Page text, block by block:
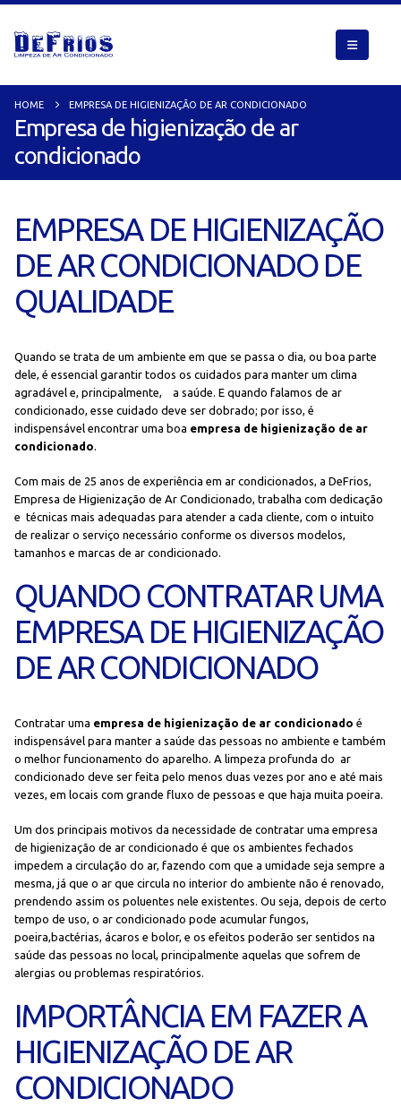
HOME EMPRESA DE HIGIENIZAÇÃO DE AR CONDICIONADO
Empresa de higienização de ar
condicionado
EMPRESA DE HIGIENIZAÇÃO
DE AR CONDICIONADO DE
QUALIDADE
Quando se trata de um ambiente em que se passa o dia, ou boa parte
dele, é essencial garantir todos os cuidados para manter um clima
agradável e, principalmente, a saúde. E quando falamos de ar
condicionado, esse cuidado deve ser dobrado; por isso, é
indispensável encontrar uma boa empresa de higienização de ar
condicionado.
Com mais de 25 anos de experiência em ar condicionados, a DeFrios,
Empresa de Higienização de Ar Condicionado, trabalha com dedicação
e técnicas mais adequadas para atender a cada cliente, com o intuito
de realizar o serviço necessário conforme os diversos modelos,
tamanhos e marcas de ar condicionado.
QUANDO CONTRATAR UMA
EMPRESA DE HIGIENIZAÇÃO
DE AR CONDICIONADO
Contratar uma empresa de higienização de ar condicionado é
indispensável para manter a saúde das pessoas no ambiente e também
o melhor funcionamento do aparelho. A limpeza profunda do ar
condicionado deve ser feita pelo menos duas vezes por ano e até mais
vezes, em locais com grande fluxo de pessoas e que haja muita poeira.
Um dos principais motivos da necessidade de contratar uma empresa
de higienização de ar condicionado é que os ambientes fechados
impedem a circulação do ar, fazendo com que a umidade seja sempre a
mesma, já que o ar que circula no interior do ambiente não é renovado,
prendendo assim os poluentes nele existentes. Ou seja, depois de certo
tempo de uso, o ar condicionado pode acumular fungos,
poeira,bactérias, ácaros e bolor, e os efeitos poderão ser sentidos na
saúde das pessoas no local, principalmente aquelas que sofrem de
alergias ou problemas respiratórios.
IMPORTÂNCIA EM FAZER A
HIGIENIZAÇÃO DE AR
CONDICIONADO